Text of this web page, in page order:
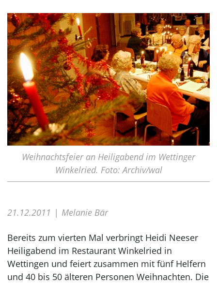
Weihnachtsfeier an Heiligabend im Wettinger
Winkelried. Foto: Archiv/wal
21.12.2011 Melanie Bär
Bereits zum vierten Mal verbringt Heidi Neeser
Heiligabend im Restaurant Winkelried in
Wettingen und feiert zusammen mit fünf Helfern
und 40 bis 50 älteren Personen Weihnachten. Die